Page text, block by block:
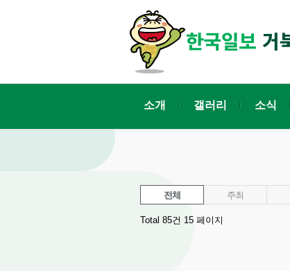
소개 갤러리 소식
전체 주최
Total 85건 15 페이지